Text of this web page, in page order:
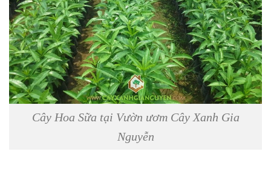
Cây Hoa Sữa tại Vườn ươm Cây Xanh Gia
Nguyễn